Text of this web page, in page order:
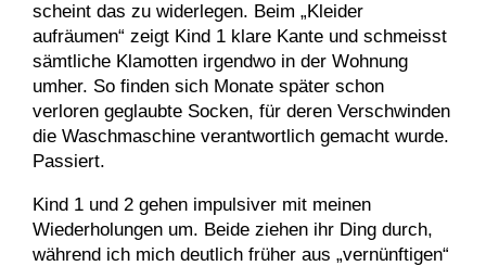
scheint das zu widerlegen. Beim „Kleider
aufräumen“ zeigt Kind 1 klare Kante und schmeisst
sämtliche Klamotten irgendwo in der Wohnung
umher. So finden sich Monate später schon
verloren geglaubte Socken, für deren Verschwinden
die Waschmaschine verantwortlich gemacht wurde.
Passiert.
Kind 1 und 2 gehen impulsiver mit meinen
Wiederholungen um. Beide ziehen ihr Ding durch,
während ich mich deutlich früher aus „vernünftigen“